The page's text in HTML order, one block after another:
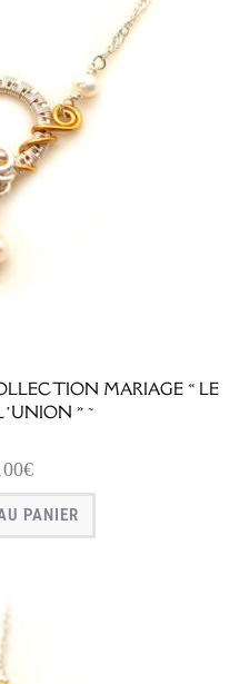
MARIAGE « LE
» ~
€
PANIER